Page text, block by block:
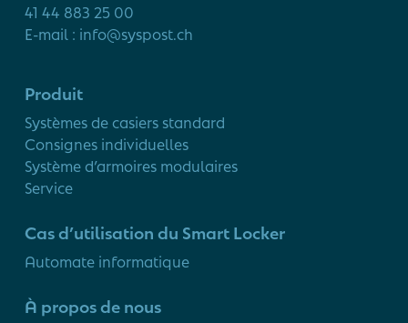
41 44 883 25 00
E-mail : info@syspost.ch
Produit
Systèmes de casiers standard
Consignes individuelles
Système d’armoires modulaires
Service
Cas d’utilisation du Smart Locker
Automate informatique
À propos de nous